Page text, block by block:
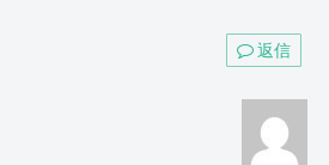
返信